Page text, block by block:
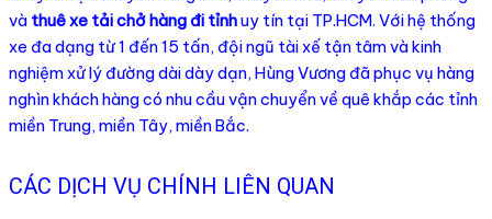
và thuê xe tải chở hàng đi tỉnhuy tín tại TP.HCM. Với hệ thống
xe đa dạng từ 1 đến 15 tấn, đội ngũ tài xế tận tâm và kinh
nghiệm xử lý đường dài dày dạn, Hùng Vương đã phục vụ hàng
nghìn khách hàng có nhu cầu vận chuyển về quê khắp các tỉnh
miền Trung, miền Tây, miền Bắc.
CÁC DỊCH VỤ CHÍNH LIÊN QUAN